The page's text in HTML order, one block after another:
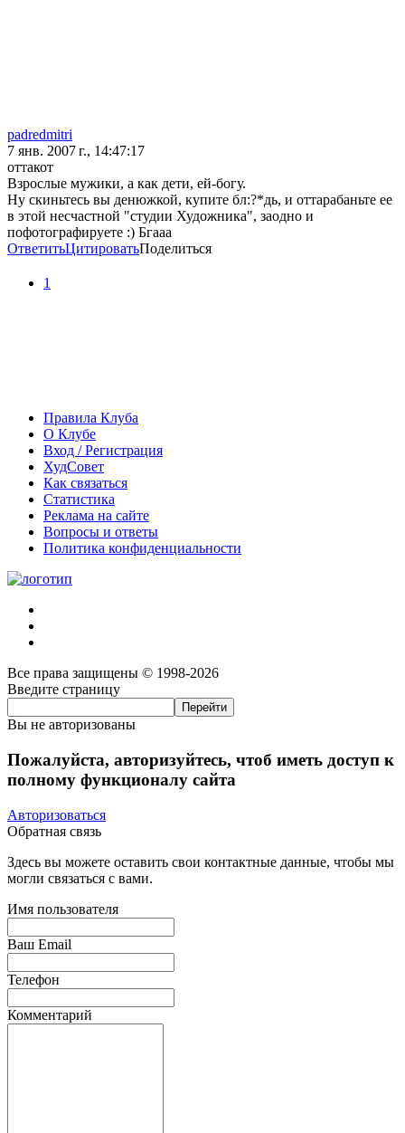
padredmitri
7 янв. 2007 г., 14:47:17
оттакот
Взрослые мужики, а как дети, ей-богу.
Ну скиньтесь вы денюжкой, купите бл:?*дь, и оттарабаньте ее
в этой несчастной "студии Художника", заодно и
пофотографируете :) Бгааа
ОтветитьЦитироватьПоделиться
1
Правила Клуба
О Клубе
Вход / Регистрация
ХудСовет
Как связаться
Статистика
Реклама на сайте
Вопросы и ответы
Политика конфиденциальности
Все права защищены © 1998-2026
Введите страницу
Вы не авторизованы
Пожалуйста, авторизуйтесь, чтоб иметь доступ к
полному функционалу сайта
Авторизоваться
Обратная связь
Здесь вы можете оставить свои контактные данные, чтобы мы
могли связаться с вами.
Имя пользователя
Ваш Email
Телефон
Комментарий